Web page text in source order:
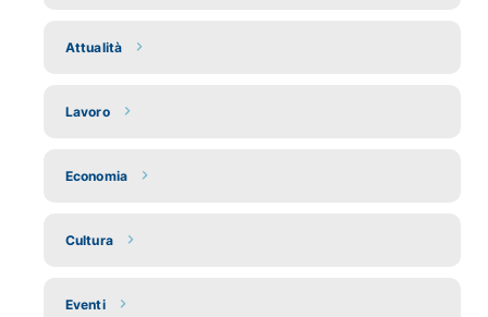
Attualità
Lavoro
Economia
Cultura
Eventi